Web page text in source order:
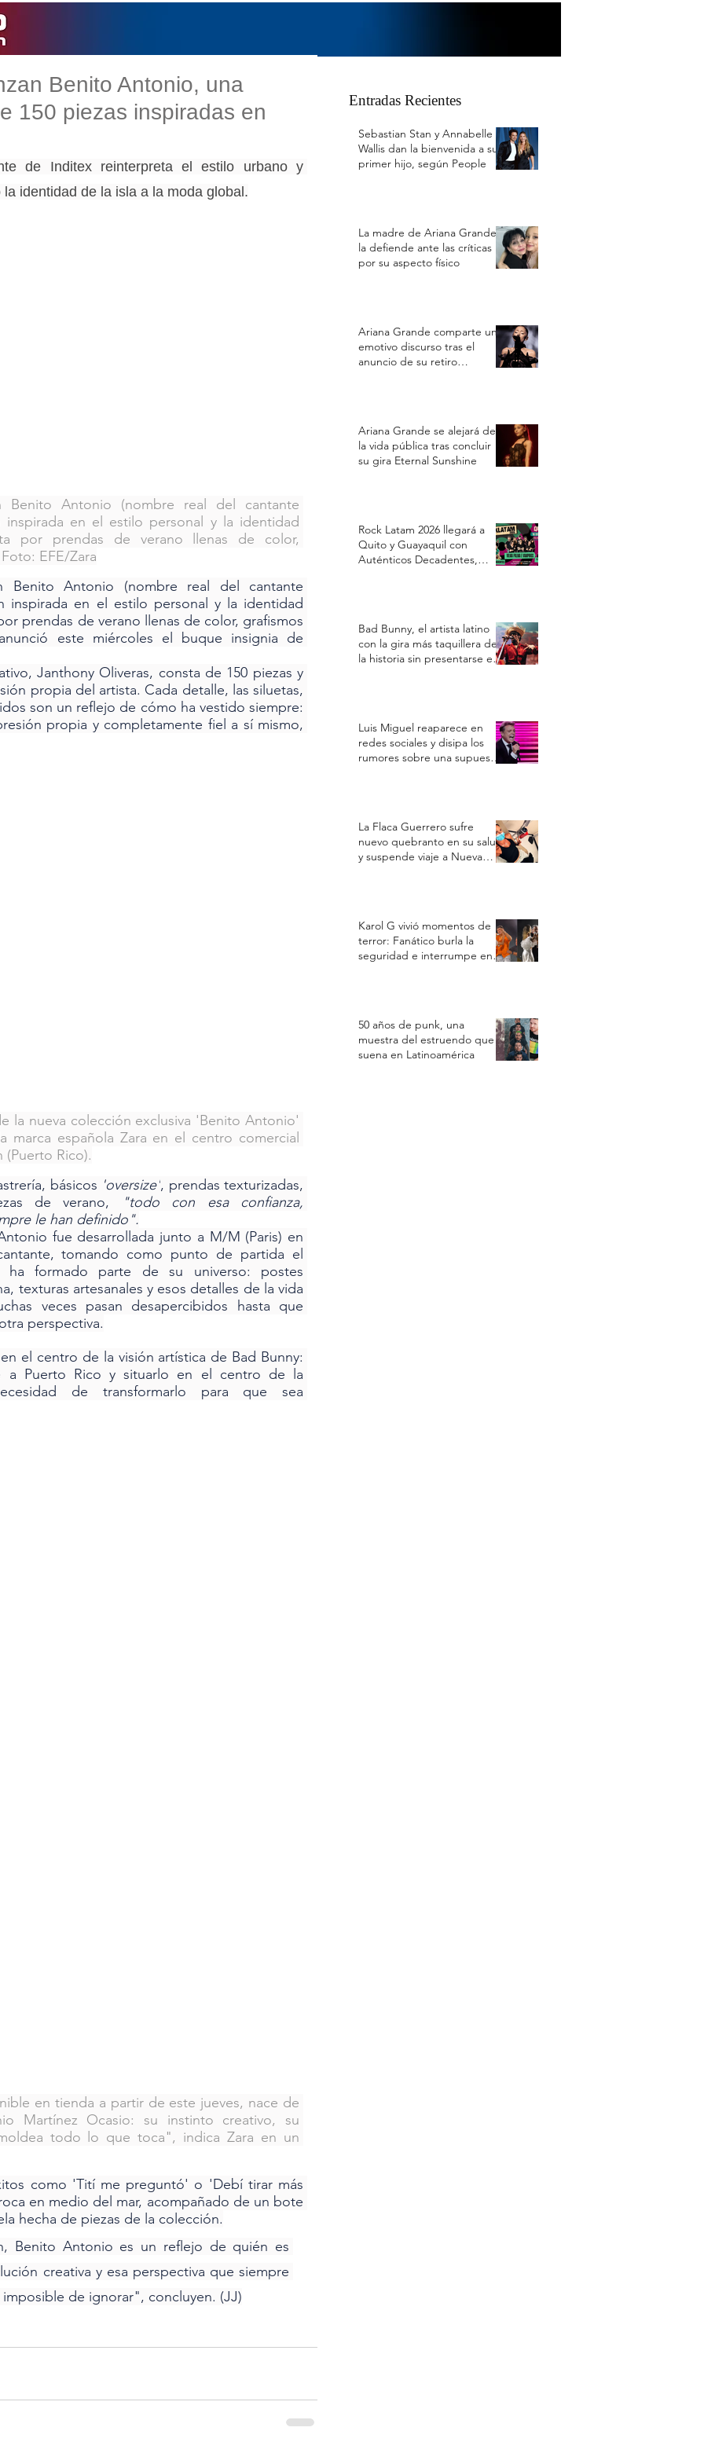
Benito Antonio, una
150 piezas inspiradas en
de Inditex reinterpreta el estilo urbano y
identidad de la isla a la moda global.
Benito Antonio (nombre real del cantante
en el estilo personal y la identidad
por prendas de verano llenas de color,
EFE/Zara
Benito Antonio (nombre real del cantante
inspirada en el estilo personal y la identidad
prendas de verano llenas de color, grafismos
este miércoles el buque insignia de
Janthony Oliveras, consta de 150 piezas y
propia del artista. Cada detalle, las siluetas,
son un reflejo de cómo ha vestido siempre:
propia y completamente fiel a sí mismo,
la nueva colección exclusiva 'Benito Antonio'
española Zara en el centro comercial
(Puerto Rico).
básicos 'oversize', prendas texturizadas,
de verano, "todo con esa confianza,
le han definido".
fue desarrollada junto a M/M (Paris) en
tomando como punto de partida el
ha formado parte de su universo: postes
texturas artesanales y esos detalles de la vida
veces pasan desapercibidos hasta que
perspectiva.
el centro de la visión artística de Bad Bunny:
a Puerto Rico y situarlo en el centro de la
de transformarlo para que sea
en tienda a partir de este jueves, nace de
Martínez Ocasio: su instinto creativo, su
todo lo que toca", indica Zara en un
como 'Tití me preguntó' o 'Debí tirar más
en medio del mar, acompañado de un bote
hecha de piezas de la colección.
Benito Antonio es un reflejo de quién es
creativa y esa perspectiva que siempre
de ignorar", concluyen. (JJ)
Entradas Recientes
Sebastian Stan y Annabelle
Wallis dan la bienvenida a su
primer hijo, según People
La madre de Ariana Grande
la defiende ante las críticas
por su aspecto físico
Ariana Grande comparte un
emotivo discurso tras el
anuncio de su retiro
Ariana Grande se alejará de
la vida pública tras concluir
su gira Eternal Sunshine
Rock Latam 2026 llegará a
Quito y Guayaquil con
Auténticos Decadentes,
Bad Bunny, el artista latino
con la gira más taquillera de
la historia sin presentarse en
Luis Miguel reaparece en
redes sociales y disipa los
rumores sobre una supuesta
La Flaca Guerrero sufre
nuevo quebranto en su salud
y suspende viaje a Nueva
Karol G vivió momentos de
terror: Fanático burla la
seguridad e interrumpe en
50 años de punk, una
muestra del estruendo que
suena en Latinoamérica